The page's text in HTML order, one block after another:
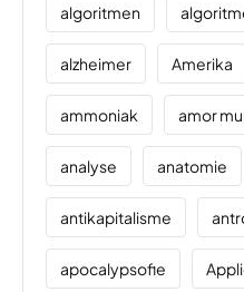
algoritmen
alzheimer Amerika
ammoniak amor
analyse anatomie
antikapitalisme
apocalypsofie